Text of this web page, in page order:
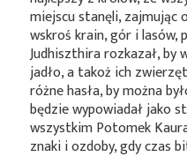
miejscu stanęli, zajmując
wskroś krain, gór i lasów,
Judhiszthira rozkazał, by
jadło, a takoż ich
różne hasła, by można
będzie wypowiadał jako
wszystkim Potomek
znaki i ozdoby, gdy czas